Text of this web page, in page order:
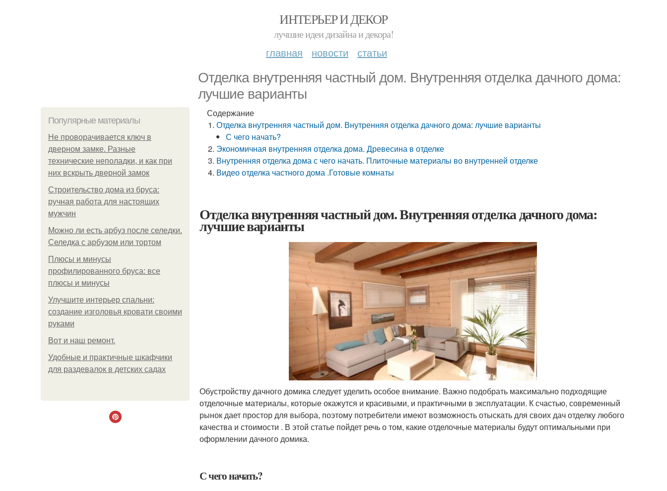
ИНТЕРЬЕР И ДЕКОР
лучшие идеи дизайна и декора!
главная новости статьи
Отделка внутренняя частный дом. Внутренняя отделка дачного дома:
лучшие варианты
Популярные материалы
Не проворачивается ключ в
дверном замке. Разные
технические неполадки, и как при
них вскрыть дверной замок
Строительство дома из бруса:
ручная работа для настоящих
мужчин
Можно ли есть арбуз после селедки.
Селедка с арбузом или тортом
Плюсы и минусы
профилированного бруса: все
плюсы и минусы
Улучшите интерьер спальни:
создание изголовья кровати своими
руками
Boт и наш ремoнт.
Удобные и практичные шкафчики
для раздевалок в детских садах
Содержание
Отделка внутренняя частный дом. Внутренняя отделка дачного дома: лучшие варианты
С чего начать?
Экономичная внутренняя отделка дома. Древесина в отделке
Внутренняя отделка дома с чего начать. Плиточные материалы во внутренней отделке
Видео отделка частного дома .Готовые комнаты
Отделка внутренняя частный дом. Внутренняя отделка дачного дома:
лучшие варианты
Обустройству дачного домика следует уделить особое внимание. Важно подобрать максимально подходящие
отделочные материалы, которые окажутся и красивыми, и практичными в эксплуатации. К счастью, современный
рынок дает простор для выбора, поэтому потребители имеют возможность отыскать для своих дач отделку любого
качества и стоимости . В этой статье пойдет речь о том, какие отделочные материалы будут оптимальными при
оформлении дачного домика.
С чего начать?